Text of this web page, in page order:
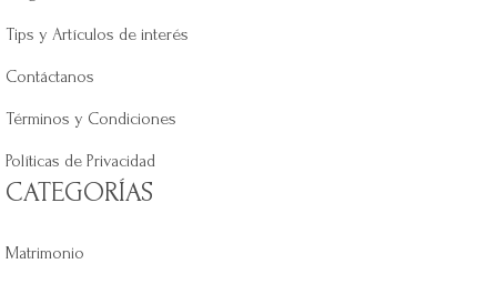
Tips y Artículos de interés
Contáctanos
Términos y Condiciones
Políticas de Privacidad
CATEGORÍAS
Matrimonio